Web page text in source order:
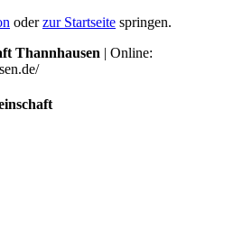
oderzur Startseite springen.
Thannhausen | Online: